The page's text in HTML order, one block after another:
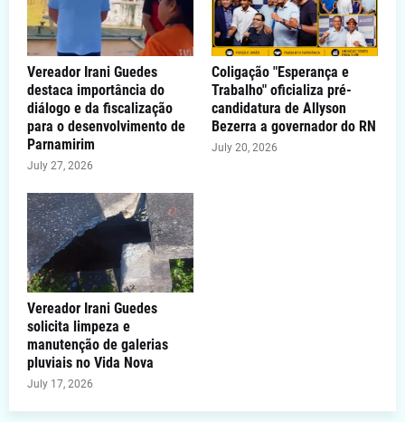
Vereador Irani Guedes
destaca importância do
diálogo e da fiscalização
para o desenvolvimento de
Parnamirim
July 27, 2026
Coligação "Esperança e
Trabalho" oficializa pré-
candidatura de Allyson
Bezerra a governador do RN
July 20, 2026
Vereador Irani Guedes
solicita limpeza e
manutenção de galerias
pluviais no Vida Nova
July 17, 2026